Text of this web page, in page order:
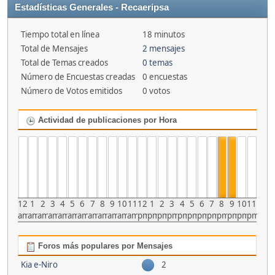
Estadísticas Generales - Recaeripsa
Tiempo total en línea
18 minutos
Total de Mensajes
2 mensajes
Total de Temas creados
0 temas
Número de Encuestas creadas
0 encuestas
Número de Votos emitidos
0 votos
Actividad de publicaciones por Hora
12
am
1
am
2
am
3
am
4
am
5
am
6
am
7
am
8
am
9
am
10
am
11
am
12
pm
1
pm
2
pm
3
pm
4
pm
5
pm
6
pm
7
pm
8
pm
9
pm
10
pm
11
pm
Foros más populares por Mensajes
Kia e-Niro 2